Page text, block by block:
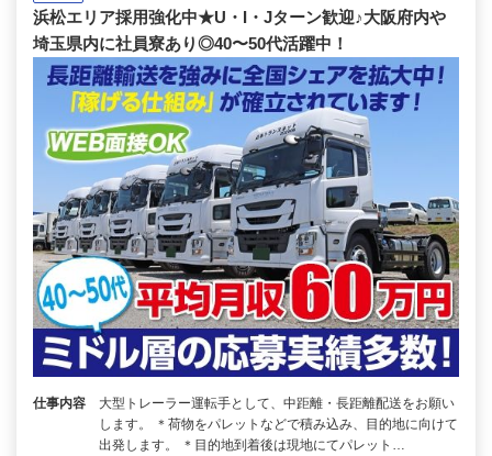
浜松エリア採用強化中★U・I・Jターン歓迎♪大阪府内や
埼玉県内に社員寮あり◎40〜50代活躍中！
仕事内容
大型トレーラー運転手として、中距離・長距離配送をお願い
します。 ＊荷物をパレットなどで積み込み、目的地に向けて
出発します。 ＊目的地到着後は現地にてパレット…